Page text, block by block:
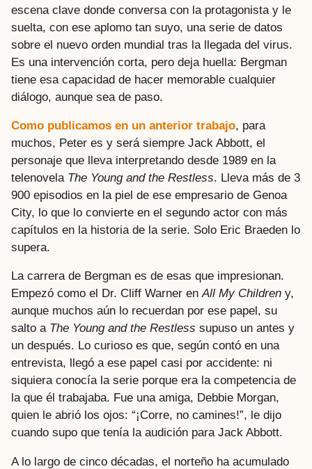
escena clave donde conversa con la protagonista y le
suelta, con ese aplomo tan suyo, una serie de datos
sobre el nuevo orden mundial tras la llegada del virus.
Es una intervención corta, pero deja huella: Bergman
tiene esa capacidad de hacer memorable cualquier
diálogo, aunque sea de paso.
Como publicamos en un anterior trabajo, para
muchos, Peter es y será siempre Jack Abbott, el
personaje que lleva interpretando desde 1989 en la
telenovela The Young and the Restless. Lleva más de 3
900 episodios en la piel de ese empresario de Genoa
City, lo que lo convierte en el segundo actor con más
capítulos en la historia de la serie. Solo Eric Braeden lo
supera.
La carrera de Bergman es de esas que impresionan.
Empezó como el Dr. Cliff Warner enAll My Children y,
aunque muchos aún lo recuerdan por ese papel, su
salto a The Young and the Restless supuso un antes y
un después. Lo curioso es que, según contó en una
entrevista, llegó a ese papel casi por accidente: ni
siquiera conocía la serie porque era la competencia de
la que él trabajaba. Fue una amiga, Debbie Morgan,
quien le abrió los ojos: “¡Corre, no camines!”, le dijo
cuando supo que tenía la audición para Jack Abbott.
A lo largo de cinco décadas, el norteño ha acumulado